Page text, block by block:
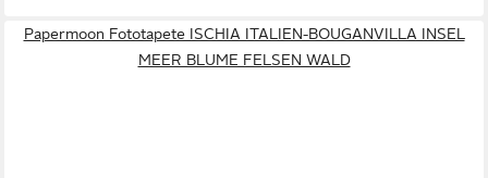
Papermoon Fototapete ISCHIA ITALIEN-BOUGANVILLA INSEL
MEER BLUME FELSEN WALD